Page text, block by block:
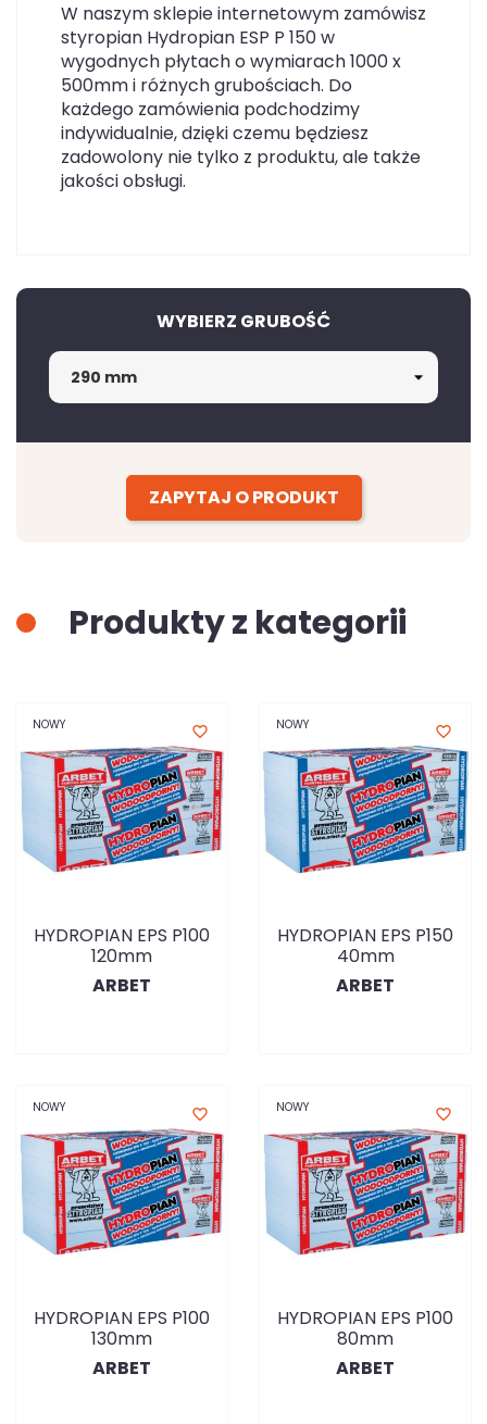
W naszym sklepie internetowym zamówisz
styropian Hydropian ESP P 150 w
wygodnych płytach o wymiarach 1000 x
500mm i różnych grubościach. Do
każdego zamówienia podchodzimy
indywidualnie, dzięki czemu będziesz
zadowolony nie tylko z produktu, ale także
jakości obsługi.
WYBIERZ GRUBOŚĆ
ZAPYTAJ O PRODUKT
Produkty z kategorii
NOWY favorite_border
HYDROPIAN EPS P100
120mm
ARBET
NOWY favorite_border
HYDROPIAN EPS P150
40mm
ARBET
NOWY favorite_border
HYDROPIAN EPS P100
130mm
ARBET
NOWY favorite_border
HYDROPIAN EPS P100
80mm
ARBET